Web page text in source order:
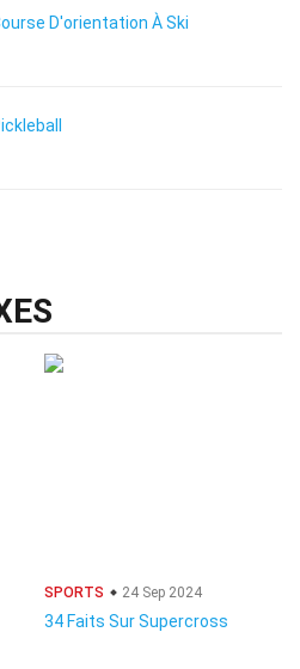
D'orientation À Ski
SPORTS 24 Sep 2024
34 Faits Sur Supercross